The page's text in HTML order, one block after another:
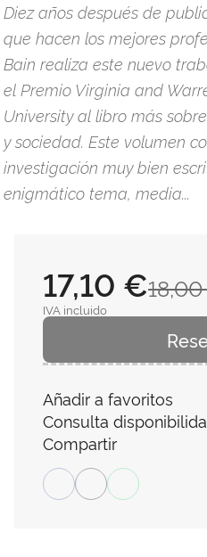
Diez años después de
que hacen los mejores
Bain realiza este nuevo
el Premio Virginia and
University al libro más
y sociedad. Este volumen
investigación muy bien
enigmático tema, media...
17,10 €
IVA incluido
Añadir a favoritos
Consulta
Compartir